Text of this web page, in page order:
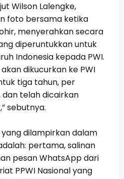
Wilson Lalengke,
foto bersama ketika
menyerahkan secara
diperuntukkan untuk
Indonesia kepada PWI.
dikucurkan ke PWI
tiga tahun, per
dan telah dicairkan
sebutnya.
dilampirkan dalam
pertama, salinan
pesan WhatsApp dari
PPWI Nasional yang